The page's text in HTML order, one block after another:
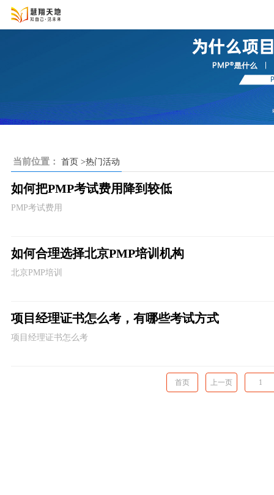
当前位置： 首页 >热门活动
如何把PMP考试费用降到较低
PMP考试费用
如何合理选择北京PMP培训机构
北京PMP培训
项目经理证书怎么考，有哪些考试方式
项目经理证书怎么考
首页 上一页 1